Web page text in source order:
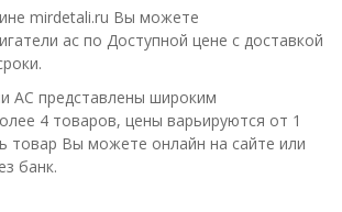
mirdetali.ru Вы можете
ac по Доступной цене с доставкой
AC представлены широким
4 товаров, цены варьируются от 1
товар Вы можете онлайн на сайте или
банк.